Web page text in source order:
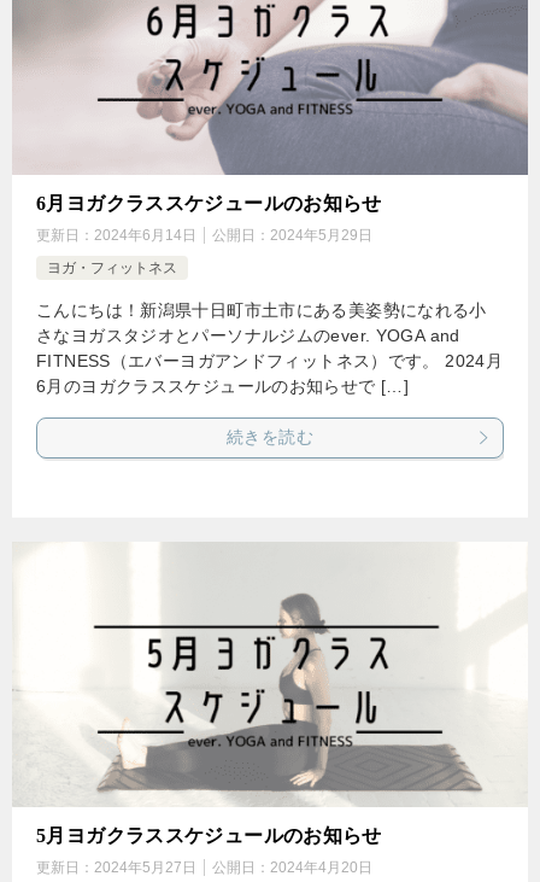
6月ヨガクラススケジュールのお知らせ
更新日： 2024年6月14日 公開日： 2024年5月29日
ヨガ・フィットネス
こんにちは！新潟県十日町市土市にある美姿勢になれる小
さなヨガスタジオとパーソナルジムのever. YOGA and
FITNESS（エバーヨガアンドフィットネス）です。 2024月
6月のヨガクラススケジュールのお知らせで […]
続きを読む
5月ヨガクラススケジュールのお知らせ
更新日： 2024年5月27日 公開日： 2024年4月20日